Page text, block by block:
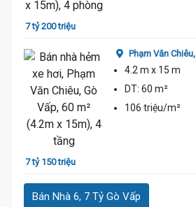
7.45 Tỷ
7 tỷ 200 triệu
7 tỷ 150 triệu
Phạm Văn Chiêu,
4.2 m x 15 m
DT: 60 m²
106 triệu/m²
Bán Nhà 6, 7 Tỷ Gò Vấp